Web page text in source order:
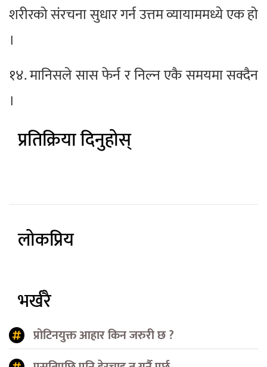
शरीरको संरचना सुधार गर्न उत्तम व्यायाममध्ये एक हो
।
१४. मानिसले सास फेर्न र निल्न एकै समयमा सक्दैन
।
प्रतिक्रिया दिनुहोस्
लोकप्रिय
भर्खरै
प्रोटिनयुक्त आहार किन जरुरी छ ?